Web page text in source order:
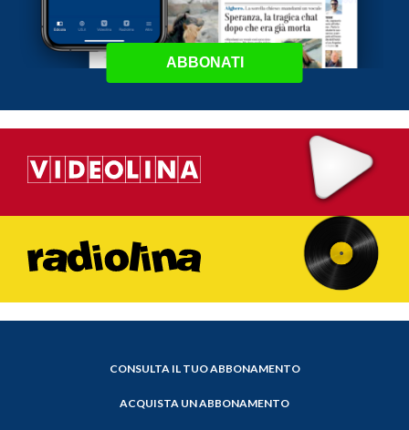
ABBONATI
CONSULTA IL TUO ABBONAMENTO
ACQUISTA UN ABBONAMENTO